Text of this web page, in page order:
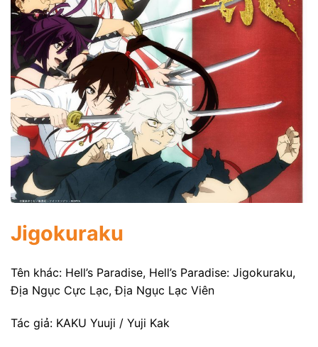
Jigokuraku
Tên khác: Hell’s Paradise, Hell’s Paradise: Jigokuraku,
Địa Ngục Cực Lạc, Địa Ngục Lạc Viên
Tác giả: KAKU Yuuji / Yuji Kak